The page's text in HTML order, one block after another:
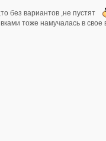
без вариантов ,не пустят
тоже намучалась в